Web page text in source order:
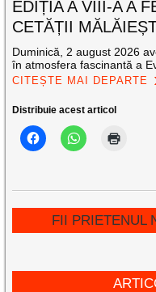
EDIȚIA A VIII-A A
CETĂȚII
Duminică, 2 august 2026
în atmosfera fascinantă a
CITEȘTE MAI DEPARTE
Distribuie acest articol
FII PRIETENUL